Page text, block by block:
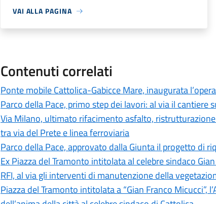
VAI ALLA PAGINA
Contenuti correlati
Ponte mobile Cattolica-Gabicce Mare, inaugurata
Parco della Pace, primo step dei lavori: al via il cantiere
Via Milano, ultimato rifacimento asfalto,
tra via del Prete e linea ferroviaria
Parco della Pace, approvato dalla Giunta il progetto di
Ex Piazza del Tramonto intitolata al celebre sindaco
RFI, al via gli interventi di manutenzione della
Piazza del Tramonto intitolata a “Gian Franco Micucci”,